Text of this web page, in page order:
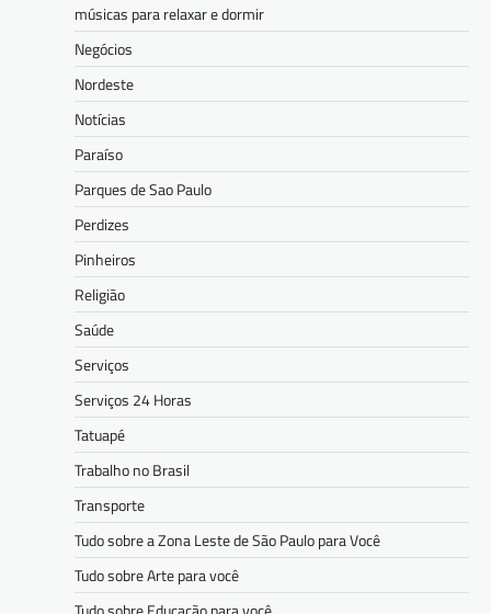
músicas para relaxar e dormir
Negócios
Nordeste
Notícias
Paraíso
Parques de Sao Paulo
Perdizes
Pinheiros
Religião
Saúde
Serviços
Serviços 24 Horas
Tatuapé
Trabalho no Brasil
Transporte
Tudo sobre a Zona Leste de São Paulo para Você
Tudo sobre Arte para você